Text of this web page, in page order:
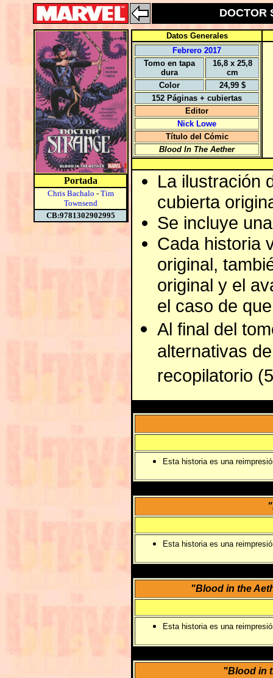
DOCTOR
Portada
Chris Bachalo - Tim
Townsend
CB:9781302902995
Datos Generales
Febrero 2017
Tomo en tapa
dura
16,8 x 25,8
cm
Color
24,99 $
152 Páginas + cubiertas
Editor
Nick Lowe
Título del Cómic
Blood In The Aether
La ilustración
cubierta
Se incluye
Cada historia
original,
original y el
el caso de
Al final del
alternativas
recopilatorio
Esta historia es una
Esta historia es una
"Blood in the
Esta historia es una
"Blood in